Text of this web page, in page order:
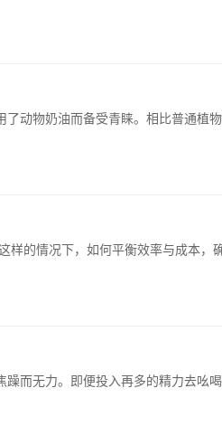
动物奶油而备受青睐。相比普通植
样的情况下，如何平衡效率与成本，
而无力。即便投入再多的精力去吆